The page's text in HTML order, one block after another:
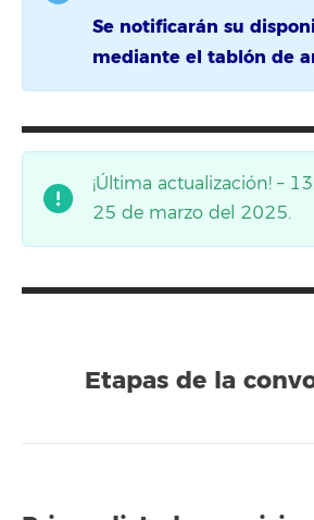
Se notificarán su
mediante el tablón de
¡Última actualización! –
25 de marzo del 2025.
Etapas de la